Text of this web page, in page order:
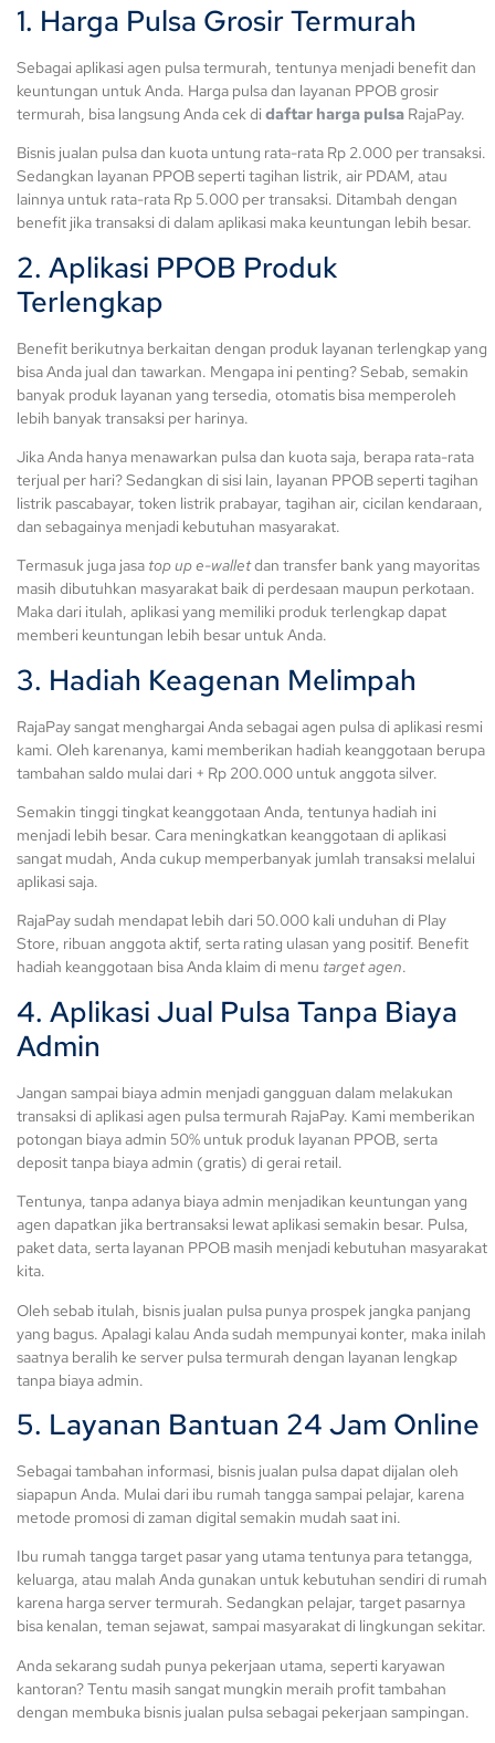
1. Harga Pulsa Grosir Termurah
Sebagai aplikasi agen pulsa termurah, tentunya menjadi benefit dan
keuntungan untuk Anda. Harga pulsa dan layanan PPOB grosir
termurah, bisa langsung Anda cek di daftar harga pulsa RajaPay.
Bisnis jualan pulsa dan kuota untung rata-rata Rp 2.000 per transaksi.
Sedangkan layanan PPOB seperti tagihan listrik, air PDAM, atau
lainnya untuk rata-rata Rp 5.000 per transaksi. Ditambah dengan
benefit jika transaksi di dalam aplikasi maka keuntungan lebih besar.
2. Aplikasi PPOB Produk
Terlengkap
Benefit berikutnya berkaitan dengan produk layanan terlengkap yang
bisa Anda jual dan tawarkan. Mengapa ini penting? Sebab, semakin
banyak produk layanan yang tersedia, otomatis bisa memperoleh
lebih banyak transaksi per harinya.
Jika Anda hanya menawarkan pulsa dan kuota saja, berapa rata-rata
terjual per hari? Sedangkan di sisi lain, layanan PPOB seperti tagihan
listrik pascabayar, token listrik prabayar, tagihan air, cicilan kendaraan,
dan sebagainya menjadi kebutuhan masyarakat.
Termasuk juga jasa top up e-walletdan transfer bank yang mayoritas
masih dibutuhkan masyarakat baik di perdesaan maupun perkotaan.
Maka dari itulah, aplikasi yang memiliki produk terlengkap dapat
memberi keuntungan lebih besar untuk Anda.
3. Hadiah Keagenan Melimpah
RajaPay sangat menghargai Anda sebagai agen pulsa di aplikasi resmi
kami. Oleh karenanya, kami memberikan hadiah keanggotaan berupa
tambahan saldo mulai dari + Rp 200.000 untuk anggota silver.
Semakin tinggi tingkat keanggotaan Anda, tentunya hadiah ini
menjadi lebih besar. Cara meningkatkan keanggotaan di aplikasi
sangat mudah, Anda cukup memperbanyak jumlah transaksi melalui
aplikasi saja.
RajaPay sudah mendapat lebih dari 50.000 kali unduhan di Play
Store, ribuan anggota aktif, serta rating ulasan yang positif. Benefit
hadiah keanggotaan bisa Anda klaim di menu target agen.
4. Aplikasi Jual Pulsa Tanpa Biaya
Admin
Jangan sampai biaya admin menjadi gangguan dalam melakukan
transaksi di aplikasi agen pulsa termurah RajaPay. Kami memberikan
potongan biaya admin 50% untuk produk layanan PPOB, serta
deposit tanpa biaya admin (gratis) di gerai retail.
Tentunya, tanpa adanya biaya admin menjadikan keuntungan yang
agen dapatkan jika bertransaksi lewat aplikasi semakin besar. Pulsa,
paket data, serta layanan PPOB masih menjadi kebutuhan masyarakat
kita.
Oleh sebab itulah, bisnis jualan pulsa punya prospek jangka panjang
yang bagus. Apalagi kalau Anda sudah mempunyai konter, maka inilah
saatnya beralih ke server pulsa termurah dengan layanan lengkap
tanpa biaya admin.
5. Layanan Bantuan 24 Jam Online
Sebagai tambahan informasi, bisnis jualan pulsa dapat dijalan oleh
siapapun Anda. Mulai dari ibu rumah tangga sampai pelajar, karena
metode promosi di zaman digital semakin mudah saat ini.
Ibu rumah tangga target pasar yang utama tentunya para tetangga,
keluarga, atau malah Anda gunakan untuk kebutuhan sendiri di rumah
karena harga server termurah. Sedangkan pelajar, target pasarnya
bisa kenalan, teman sejawat, sampai masyarakat di lingkungan sekitar.
Anda sekarang sudah punya pekerjaan utama, seperti karyawan
kantoran? Tentu masih sangat mungkin meraih profit tambahan
dengan membuka bisnis jualan pulsa sebagai pekerjaan sampingan.